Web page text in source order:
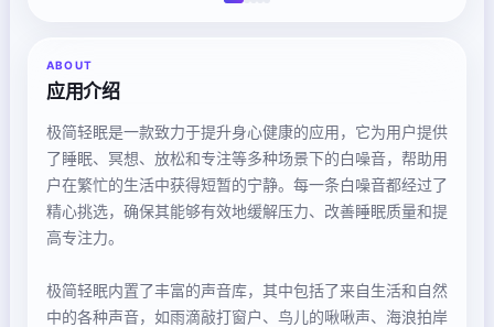
ABOUT
应用介绍
极简轻眠是一款致力于提升身心健康的应用，它为用户提供
了睡眠、冥想、放松和专注等多种场景下的白噪音，帮助用
户在繁忙的生活中获得短暂的宁静。每一条白噪音都经过了
精心挑选，确保其能够有效地缓解压力、改善睡眠质量和提
高专注力。
极简轻眠内置了丰富的声音库，其中包括了来自生活和自然
中的各种声音，如雨滴敲打窗户、鸟儿的啾啾声、海浪拍岸